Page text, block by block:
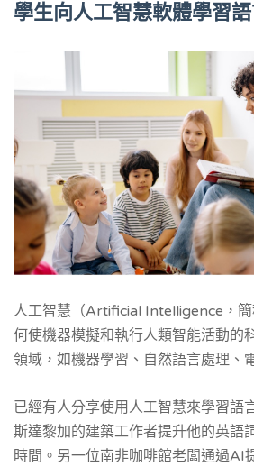
學生向人工智慧軟體學習
人工智慧（Artificial Intelligence，
何使機器模擬和執行人類智能活動的
領域，如機器學習、自然語言處理、
已經有人分享使用人工智慧來學習語
斯達黎加的建築工作者提升他的英語
時間。另一位南非咖啡館老闆通過AI